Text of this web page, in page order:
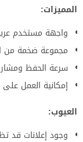
المميزات:
واجهة مستخدم
مجموعة ضخمة من
سرعة الحفظ
إمكانية العمل
العيوب:
وجود إعلانات قد